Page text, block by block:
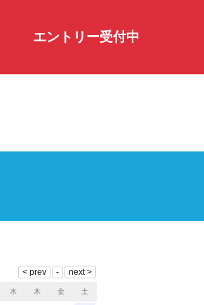
エントリー受付中
水 木 金 土